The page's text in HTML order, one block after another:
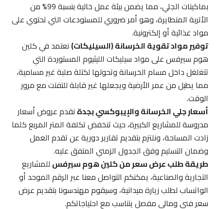
بماكينات الجلي، مما يضمن بيئة عمل خالية بنسبة 99% من
الأتربة المتطايرة، وهو أمر ضروري للمستودعات التي تحتوي على
مواد غذائية أو إلكترونية.
توفير مواد تقوية الخرسانة (السيليكات)نعتمد في كلين
هوم سيرفس على مواد سيليكات الليثيوم المستوردة التي
تتغلغل داخل مسام الخرسانة وتحولها لكتلة صلبة غير مسامية،
مما يطيل من عمر الأرضية ويجعلها غير قابلة للتفتت مع مرور
الوقت.
أسعار جلي الخرسانة والإيبوكسي بجدةنقدم عروض أسعار
مدروسة للمشاريع الكبيرة، حيث تنخفض تكلفة المتر المربع كلما
زادت المساحة، ونلتزم بتقديم تقارير دورية عن تقدم العمل
وضمان التسليم وفق الجدول الزمني المتفق عليه.
طريقة طلب عرض سعر من كلين هوم سيرفسللمشاريع
التجارية والصناعية، يمكنكم التواصل معنا عبر الرقم الموحد أو
الواتساب لطلب زيارة ميدانية، وسيقوم مهندسونا بتقديم عرض
سعر فني ومالي مفصل يتناسب مع احتياجاتكم.